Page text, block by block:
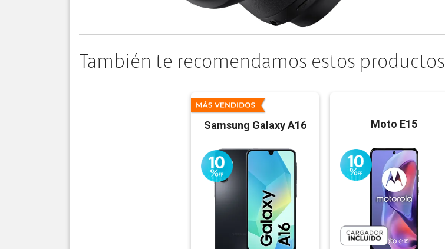
También te recomendamos estos productos
Samsung Galaxy A16 Moto E15